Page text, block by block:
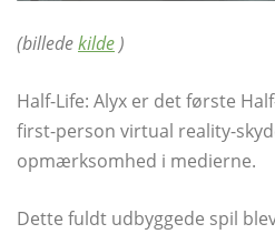
(billedekilde )
Half-Life: Alyx er det første
first-person virtual reality-
opmærksomhed i medierne.
Dette fuldt udbyggede spil